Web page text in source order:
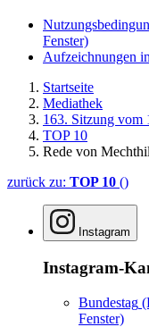
Fenster)
Aufzeichnungen
Startseite
Mediathek
163. Sitzung vom
TOP 10
Rede von
zurück zu: TOP 10 ()
Instagram
Instagram-
Bundestag
Fenster)